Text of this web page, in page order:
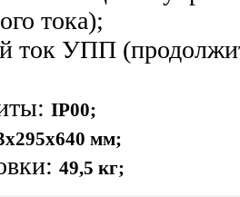
тока);
ток УПП
IP00;
мм;
49,5 кг;